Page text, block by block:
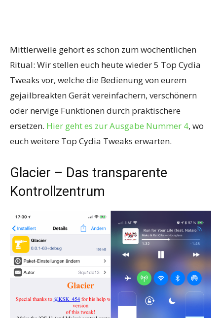
Mittlerweile gehört es schon zum wöchentlichen
Ritual: Wir stellen euch heute wieder 5 Top Cydia
Tweaks vor, welche die Bedienung von eurem
gejailbreakten Gerät vereinfachern, verschönern
oder nervige Funktionen durch praktischere
ersetzen. Hier geht es zur Ausgabe Nummer 4, wo
euch weitere Top Cydia Tweaks erwarten.
Glacier – Das transparente
Kontrollzentrum